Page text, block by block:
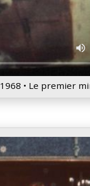
1968 • Le premier